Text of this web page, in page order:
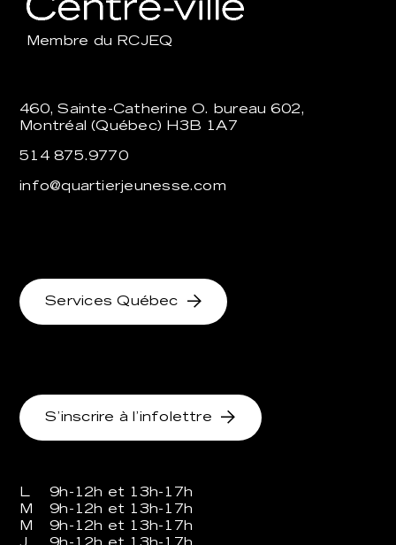
Membre du RCJEQ
L
M
M
9h-12h et 13h-17h
9h-12h et 13h-17h
9h-12h et 13h-17h
460, Sainte-Catherine O. bureau 602,
Montréal (Québec) H3B 1A7
514 875.9770
info@quartierjeunesse.com
Services Québec
S’inscrire à l’infolettre